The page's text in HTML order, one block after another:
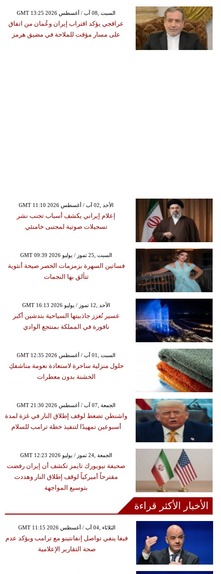
GMT 13:25 2026 السبت ,08 آب / أغسطس
عراقجي يؤكد اقتراب إيران وعُمان من اتفاق
على مسار مؤقت للملاحة في مضيق هرمز
GMT 11:10 2026 الأحد ,02 آب / أغسطس
إعلام إيراني يكشف أسباب تجنب نشر
تسجيلات صوتية لمجتبى خامنئي
GMT 09:39 2026 السبت ,25 تموز / يوليو
فساتين السهرة بزمزمات الخصر صيحة أنثوية
تتألق بها النجمات
GMT 16:13 2026 الأحد ,12 تموز / يوليو
عسير تُعزز جاذبيتها السياحية بتدشين أكبر
نافورة في المملكة بمنتجع الوادي
GMT 12:35 2026 السبت ,01 آب / أغسطس
حلول منزلية ساحرة لاستعادة نعومة مناشفكِ
الخشنة بدون معطرات
GMT 21:30 2026 الجمعة ,07 آب / أغسطس
واشنطن تضغط لوقف إطلاق النار في غزة لمدة
أسبوعين تمهيدًا لتنفيذ خطة ترامب للسلام
GMT 12:23 2026 الجمعة ,24 تموز / يوليو
صحيفة نيويورك تايمز تكشف أن إيران رفضت
مقترحاً أميركياً لوقف إطلاق النار وهددت
بتوسيع المواجهة
الأخبار الأكثر قراءة
GMT 11:15 2026 الثلاثاء ,04 آب / أغسطس
فيفا ينفي تواصل إنفانتينو مع ترامب ويؤكد عدم
صحة التقارير الإعلامية